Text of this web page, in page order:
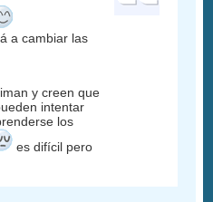
a cambiar las
y creen que
intentar
los
es difícil pero